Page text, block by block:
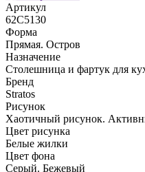
Артикул
62C5130
Форма
Прямая. Остров
Назначение
Столешница и фартук для
Бренд
Stratos
Рисунок
Хаотичный рисунок.
Цвет рисунка
Белые жилки
Цвет фона
Серый. Бежевый